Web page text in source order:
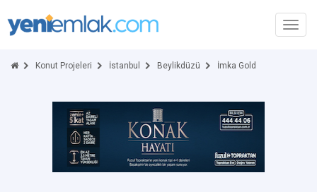
Konut Projeleri İstanbul Beylikdüzü İmka Gold